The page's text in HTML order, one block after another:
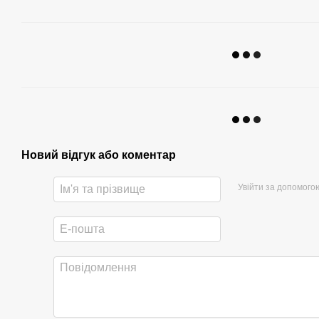
Новий відгук або коментар
Увійти за